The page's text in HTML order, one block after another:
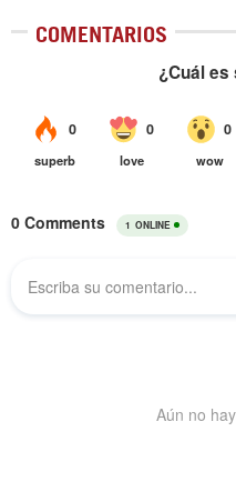
COMENTARIOS